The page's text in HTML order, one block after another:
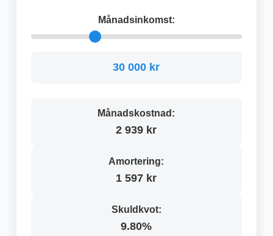
Månadsinkomst:
30 000 kr
Månadskostnad:
2 939 kr
Amortering:
1 597 kr
Skuldkvot:
9.80%